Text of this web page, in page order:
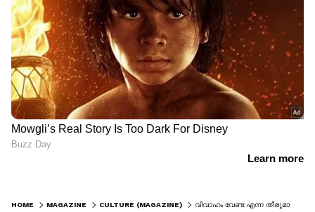
HOME MAGAZINE CULTURE (MAGAZINE)